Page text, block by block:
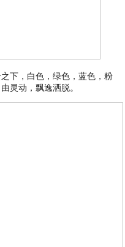
下，白色，绿色，蓝色，粉
灵动，飘逸洒脱。